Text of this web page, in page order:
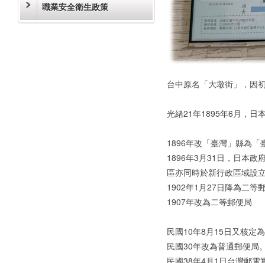
職業安全衛生政策
台中原名「大墩街」，因
光緒21年1895年6月，日
1896年改「臺灣」縣為「
1896年3月31日，日本政
區亦同時於新行政區域設
1902年1月27日降為二等
1907年改為二等郵便局
民國10年8月15日又核定
民國30年改為普通郵便局